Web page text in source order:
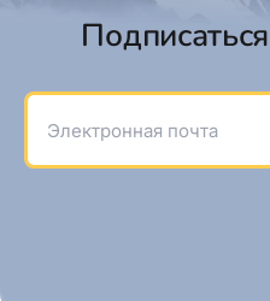
Электронная почта
Наши консультанты